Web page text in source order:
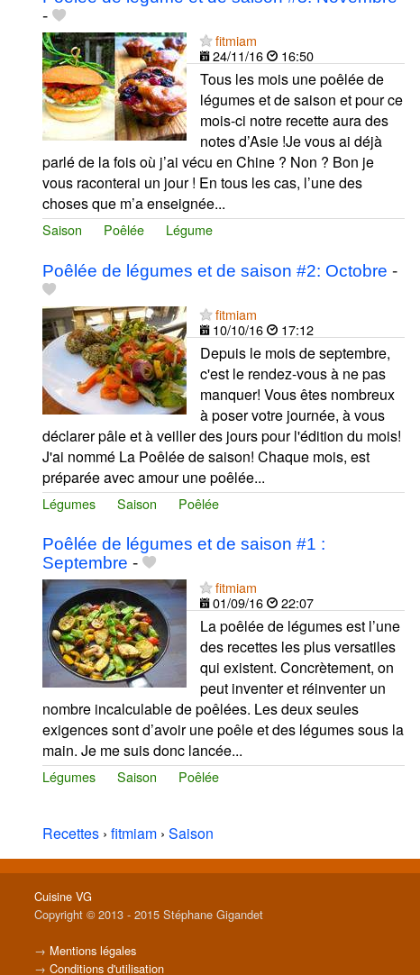
-
fitmiam
24/11/16
16:50
Tous les mois une poêlée de
légumes et de saison et pour ce
mois-ci notre recette aura des
notes d’Asie !Je vous ai déjà
parlé de la fois où j’ai vécu en Chine ? Non ? Bon je
vous raconterai un jour ! En tous les cas, l’une des
choses que m’a enseignée...
Saison Poêlée Légume
Poêlée de légumes et de saison #2: Octobre -
fitmiam
10/10/16
17:12
Depuis le mois de septembre,
c'est le rendez-vous à ne pas
manquer! Vous êtes nombreux
à poser votre journée, à vous
déclarer pâle et à veiller des jours pour l'édition du mois!
J'ai nommé La Poêlée de saison! Chaque mois, est
préparée avec amour une poêlée...
Légumes Saison Poêlée
Poêlée de légumes et de saison #1 :
Septembre -
fitmiam
01/09/16
22:07
La poêlée de légumes est l’une
des recettes les plus versatiles
qui existent. Concrètement, on
peut inventer et réinventer un
nombre incalculable de poêlées. Les deux seules
exigences sont d’avoir une poêle et des légumes sous la
main. Je me suis donc lancée...
Légumes Saison Poêlée
Recettes › fitmiam › Saison
Cuisine VG
Copyright © 2013 - 2015 Stéphane Gigandet
→ Mentions légales
→ Conditions d'utilisation